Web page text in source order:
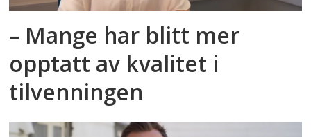
– Mange har blitt mer
opptatt av kvalitet i
tilvenningen